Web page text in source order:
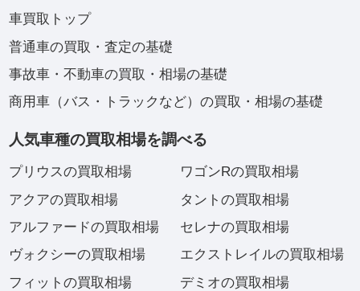
車買取トップ
普通車の買取・査定の基礎
事故車・不動車の買取・相場の基礎
商用車（バス・トラックなど）の買取・相場の基礎
人気車種の買取相場を調べる
プリウスの買取相場
アクアの買取相場
アルファードの買取相場
ヴォクシーの買取相場
フィットの買取相場
ワゴンRの買取相場
タントの買取相場
セレナの買取相場
エクストレイルの買取相場
デミオの買取相場